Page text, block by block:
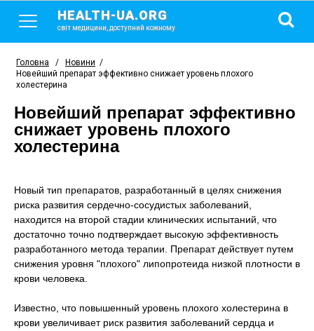
HEALTH-UA.ORG
світ медицини, доступний кожному
Головна / Новини /
Новейший препарат эффективно снижает уровень плохого
холестерина
Новейший препарат эффективно
снижает уровень плохого
холестерина
Новый тип препаратов, разработанный в целях снижения
риска развития сердечно-сосудистых заболеваний,
находится на второй стадии клинических испытаний, что
достаточно точно подтверждает высокую эффективность
разработанного метода терапии. Препарат действует путем
снижения уровня "плохого" липопротеида низкой плотности в
крови человека.
Известно, что повышенный уровень плохого холестерина в
крови увеличивает риск развития заболеваний сердца и